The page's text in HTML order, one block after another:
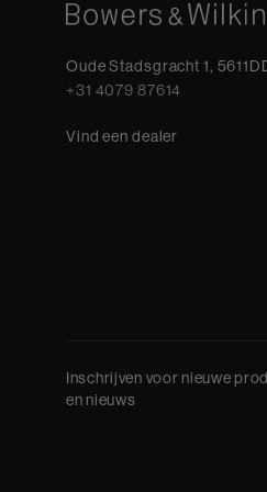
Oude Stadsgracht 1,
+31 4079 87614
Vind een dealer
Inschrijven voor nieuwe
en nieuws